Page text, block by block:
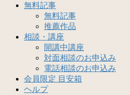
無料記事
無料記事
推薦作品
相談・講座
開講中講座
対面相談のお申込み
電話相談のお申込み
会員限定 目安箱
ヘルプ